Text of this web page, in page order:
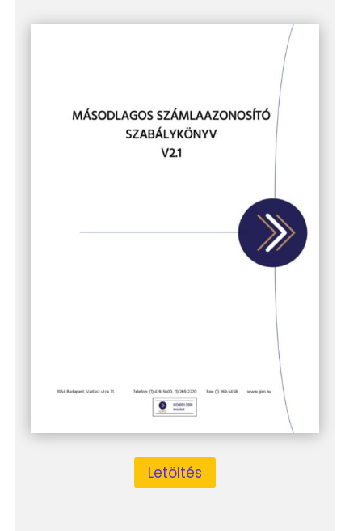
Letöltés